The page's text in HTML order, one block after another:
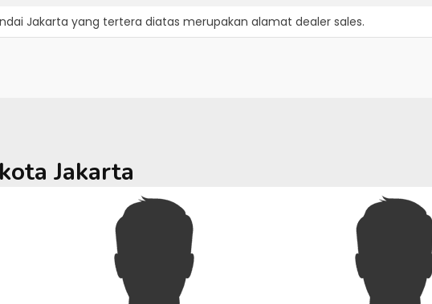
Jakarta yang tertera diatas merupakan alamat dealer sales.
Jakarta